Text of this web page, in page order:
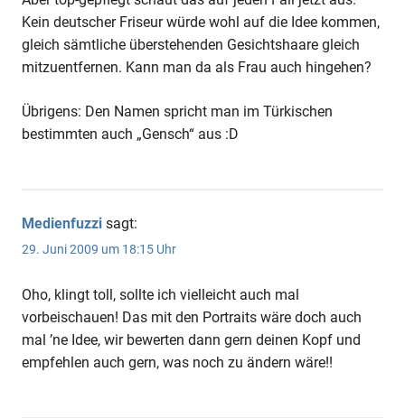
Kein deutscher Friseur würde wohl auf die Idee kommen,
gleich sämtliche überstehenden Gesichtshaare gleich
mitzuentfernen. Kann man da als Frau auch hingehen?
Übrigens: Den Namen spricht man im Türkischen
bestimmten auch „Gensch“ aus :D
Medienfuzzi sagt:
29. Juni 2009 um 18:15 Uhr
Oho, klingt toll, sollte ich vielleicht auch mal
vorbeischauen! Das mit den Portraits wäre doch auch
mal ’ne Idee, wir bewerten dann gern deinen Kopf und
empfehlen auch gern, was noch zu ändern wäre!!